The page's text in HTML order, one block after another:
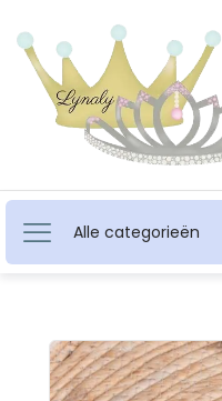
Alle categorieën